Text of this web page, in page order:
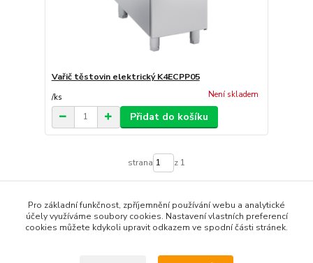
Vařič těstovin elektrický K4ECPP05
/ks Není skladem
Přidat do košíku
strana z 1
Pro základní funkčnost, zpříjemnění používání webu a analytické
účely využíváme soubory cookies. Nastavení vlastních preferencí
cookies můžete kdykoli upravit odkazem ve spodní části stránek.